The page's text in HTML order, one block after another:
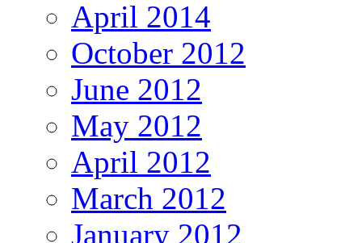
April 2014
October 2012
June 2012
May 2012
April 2012
March 2012
January 2012